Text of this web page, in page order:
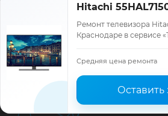
Hitachi
Ремонт телевизора
Краснодаре в сервисе
ремонта, запчасти и
месяцев.
Средняя цена ремонта
Оставить